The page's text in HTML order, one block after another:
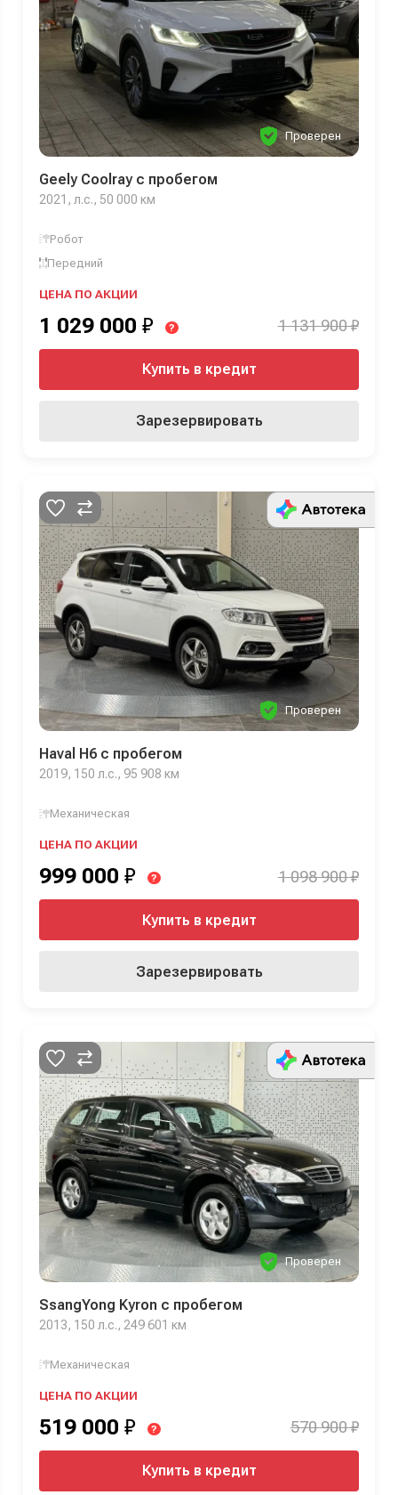
Проверен
Geely Coolray с пробегом
2021, л.с., 50 000 км
Робот
Передний
ЦЕНА ПО АКЦИИ
1 029 000 ₽ ? 1 131 900 ₽
Купить в кредит
Зарезервировать
Проверен
Haval H6 с пробегом
2019, 150 л.с., 95 908 км
Механическая
ЦЕНА ПО АКЦИИ
999 000 ₽ ? 1 098 900 ₽
Купить в кредит
Зарезервировать
Проверен
SsangYong Kyron с пробегом
2013, 150 л.с., 249 601 км
Механическая
ЦЕНА ПО АКЦИИ
519 000 ₽ ? 570 900 ₽
Купить в кредит